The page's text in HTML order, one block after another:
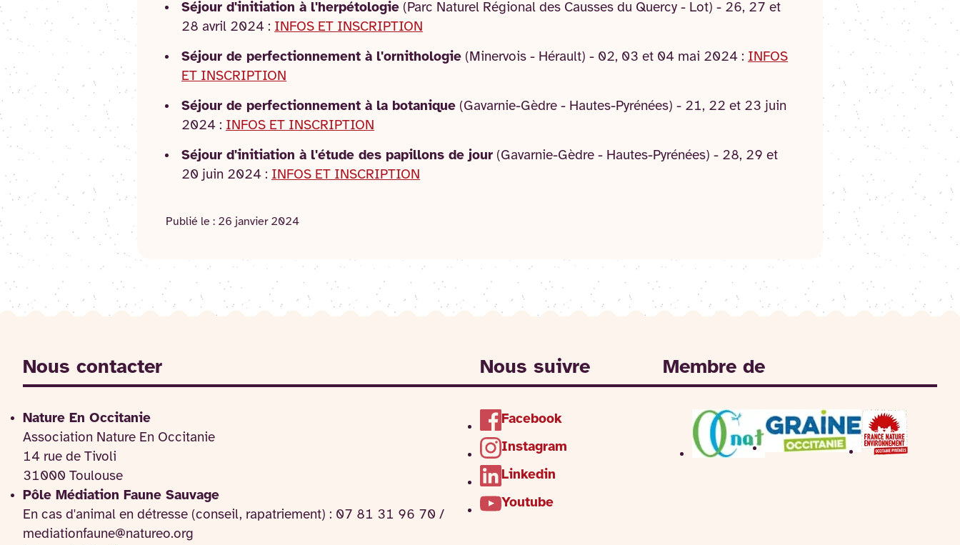
Séjour d'initiation à l'herpétologie (Parc Naturel Régional des Causses du Quercy - Lot) - 26, 27 et
28 avril 2024 : INFOS ET INSCRIPTION
Séjour de perfectionnement à l'ornithologie (Minervois - Hérault) - 02, 03 et 04 mai 2024 : INFOS
ET INSCRIPTION
Séjour de perfectionnement à la botanique (Gavarnie-Gèdre - Hautes-Pyrénées) - 21, 22 et 23 juin
2024 : INFOS ET INSCRIPTION
Séjour d'initiation à l'étude des papillons de jour (Gavarnie-Gèdre - Hautes-Pyrénées) - 28, 29 et
20 juin 2024 : INFOS ET INSCRIPTION
Publié le : 26 janvier 2024
Nous contacter
Nature En Occitanie
Association Nature En Occitanie
14 rue de Tivoli
31000 Toulouse
Pôle Médiation Faune Sauvage
En cas d'animal en détresse (conseil, rapatriement) : 07 81 31 96 70 /
mediationfaune@natureo.org
Nous suivre
Facebook
Instagram
Linkedin
Youtube
Membre de